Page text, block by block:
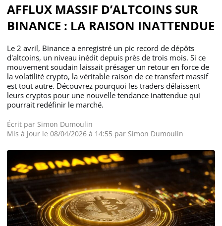
AFFLUX MASSIF D’ALTCOINS SUR
BINANCE : LA RAISON INATTENDUE
Le 2 avril, Binance a enregistré un pic record de dépôts
d'altcoins, un niveau inédit depuis près de trois mois. Si ce
mouvement soudain laissait présager un retour en force de
la volatilité crypto, la véritable raison de ce transfert massif
est tout autre. Découvrez pourquoi les traders délaissent
leurs cryptos pour une nouvelle tendance inattendue qui
pourrait redéfinir le marché.
Écrit par Simon Dumoulin
Mis à jour le 08/04/2026 à 14:55 par Simon Dumoulin